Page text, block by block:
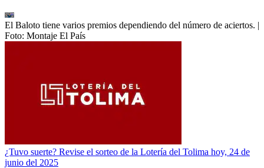
El Baloto tiene varios premios dependiendo del número de aciertos. |
Foto: Montaje El País
¿Tuvo suerte? Revise el sorteo de la Lotería del Tolima hoy, 24 de
junio del 2025